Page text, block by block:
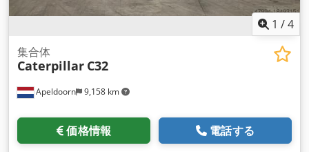
1 /4
Apeldoorn 9,158 km
集合体
Caterpillar C32
価格情報 電話する